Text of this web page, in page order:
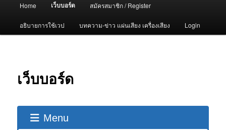
Home เว็บบอร์ด สมัครสมาชิก / Register
อธิบายการใช้เวป บทความ-ข่าว แผ่นเสียง เครื่องเสียง Login
เว็บบอร์ด
Menu